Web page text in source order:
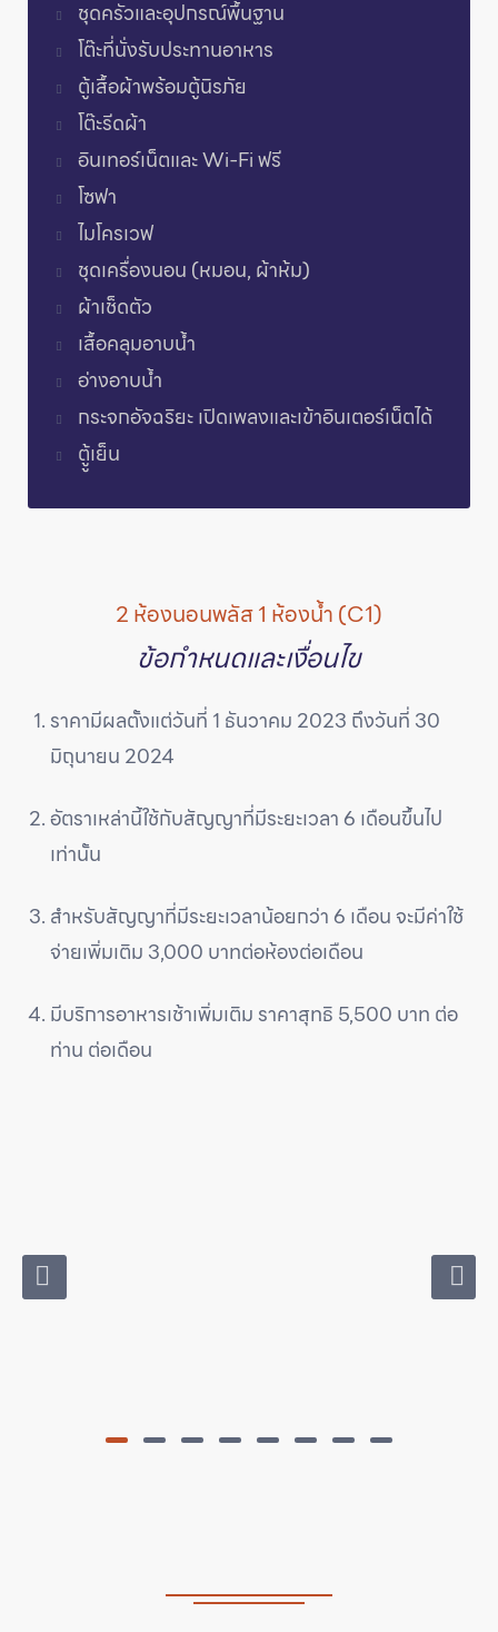
ชุดครัวและอุปกรณ์พื้นฐาน
โต๊ะที่นั่งรับประทานอาหาร
ตู้เสื้อผ้าพร้อมตู้นิรภัย
โต๊ะรีดผ้า
อินเทอร์เน็ตและ Wi-Fi ฟรี
โซฟา
ไมโครเวฟ
ชุดเครื่องนอน (หมอน, ผ้าห้ม)
ผ้าเช็ดตัว
เสื้อคลุมอาบน้ำ
อ่างอาบน้ำ
กระจกอัจฉริยะ เปิดเพลงและเข้าอินเตอร์เน็ตได้
ตูู้เย็น
2 ห้องนอนพลัส 1 ห้องน้ำ (C1)
ข้อกำหนดและเงื่อนไข
ราคามีผลตั้งแต่วันที่ 1 ธันวาคม 2023 ถึงวันที่ 30
มิถุนายน 2024
อัตราเหล่านี้ใช้กับสัญญาที่มีระยะเวลา 6 เดือนขึ้นไป
เท่านั้น
สำหรับสัญญาที่มีระยะเวลาน้อยกว่า 6 เดือน จะมีค่าใช้
จ่ายเพิ่มเติม 3,000 บาทต่อห้องต่อเดือน
มีบริการอาหารเช้าเพิ่มเติม ราคาสุทธิ 5,500 บาท ต่อ
ท่าน ต่อเดือน